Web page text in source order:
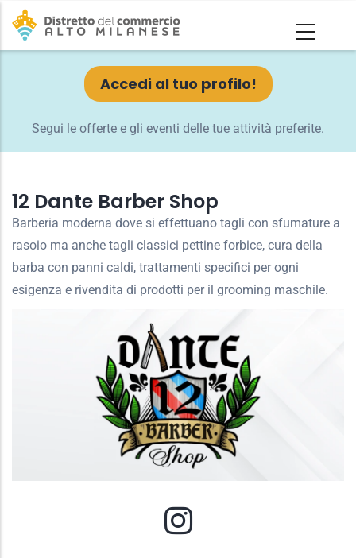
Salta
contenuto
Accedi al tuo profilo!
Segui le offerte e gli eventi delle tue attività preferite.
12 Dante Barber Shop
Barberia moderna dove si effettuano tagli con sfumature a
rasoio ma anche tagli classici pettine forbice, cura della
barba con panni caldi, trattamenti specifici per ogni
esigenza e rivendita di prodotti per il grooming maschile.